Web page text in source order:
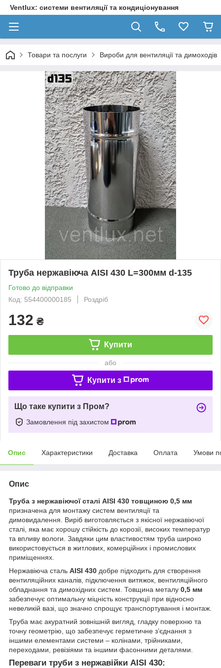
Ventlux: системи вентиляції та кондиціонування
Товари та послуги Вироби для вентиляції та димоходів
Труба нержавіюча AISI 430 L=300мм d-135
Готово до відправки
Код: 554400000185
Роздріб
132 ₴
Купити
або
Купити з
Що таке купити з Пром?
Замовлення під захистом
Опис Характеристики Доставка Оплата Умови
Опис
Труба з нержавіючої сталі AISI 430 товщиною 0,5 мм
призначена для монтажу систем вентиляції та
димовидалення. Виріб виготовляється з якісної нержавіючої
сталі, яка має хорошу стійкість до корозії, високих температур
та впливу вологи. Завдяки цим властивостям труба широко
використовується в житлових, комерційних і промислових
приміщеннях.
Нержавіюча сталь AISI 430 добре підходить для створення
вентиляційних каналів, підключення витяжок, вентиляційного
обладнання та димохідних систем. Товщина металу 0,5 мм
забезпечує оптимальну міцність конструкції при відносно
невеликій вазі, що значно спрощує транспортування і монтаж.
Труба має акуратний зовнішній вигляд, гладку поверхню та
точну геометрію, що забезпечує герметичне з’єднання з
іншими елементами системи – колінами, трійниками,
переходами, ревізіями та іншими фасонними деталями.
Переваги труби з нержавійки AISI 430: